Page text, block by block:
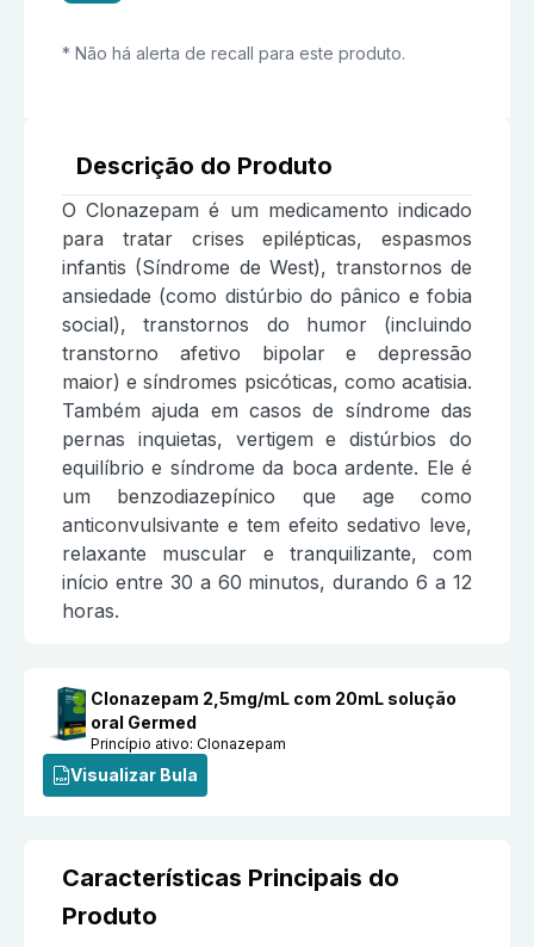
* Não há alerta de recall para este produto.
Descrição do Produto
O Clonazepam é um medicamento indicado
para tratar crises epilépticas, espasmos
infantis (Síndrome de West), transtornos de
ansiedade (como distúrbio do pânico e fobia
social), transtornos do humor (incluindo
transtorno afetivo bipolar e depressão
maior) e síndromes psicóticas, como acatisia.
Também ajuda em casos de síndrome das
pernas inquietas, vertigem e distúrbios do
equilíbrio e síndrome da boca ardente. Ele é
um benzodiazepínico que age como
anticonvulsivante e tem efeito sedativo leve,
relaxante muscular e tranquilizante, com
início entre 30 a 60 minutos, durando 6 a 12
horas.
Clonazepam 2,5mg/mL com 20mL solução
oral Germed
Princípio ativo:Clonazepam
Visualizar Bula
Características Principais do
Produto